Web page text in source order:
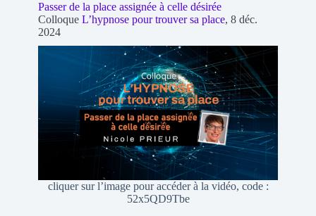
Passer de la place assignée à celle désirée
Colloque L’hypnose pour trouver sa place, 8 déc.
2024
cliquer sur l’image pour accéder à la vidéo, code :
52x5QD9Tbe